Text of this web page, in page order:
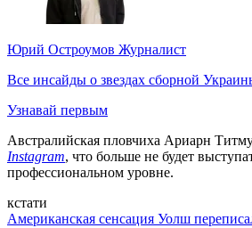
Юрий Остроумов Журналист
Все инсайды о звездах сборной
Узнавай первым
Австралийская пловчиха Ариарн
Instagram, что больше не будет
профессиональном уровне.
кстати
Американская сенсация Уолш